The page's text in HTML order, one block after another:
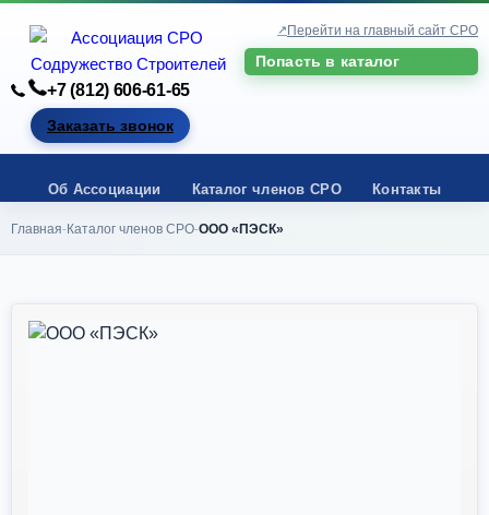
Перейти на главный сайт СРО
Попасть в каталог
+7 (812) 606-61-65
Заказать звонок
Об Ассоциации Каталог членов СРО Контакты
Главная- Каталог членов СРО-ООО «ПЭСК»